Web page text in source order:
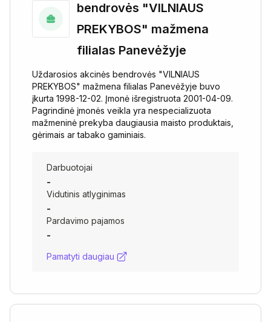
bendrovės "VILNIAUS
PREKYBOS" mažmena
filialas Panevėžyje
Uždarosios akcinės bendrovės "VILNIAUS
PREKYBOS" mažmena filialas Panevėžyje buvo
įkurta 1998-12-02. Įmonė išregistruota 2001-04-09.
Pagrindinė įmonės veikla yra nespecializuota
mažmeninė prekyba daugiausia maisto produktais,
gėrimais ar tabako gaminiais.
Darbuotojai
-
Vidutinis atlyginimas
-
Pardavimo pajamos
-
Pamatyti daugiau